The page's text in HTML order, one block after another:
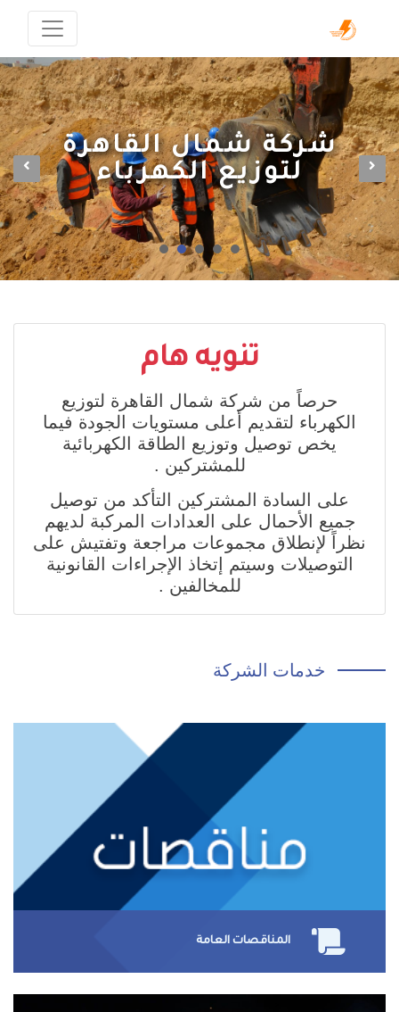
شركة شمال القاهرة
لتوزيع الكهرباء
تنويه هام
حرصاً من شركة شمال القاهرة لتوزيع
الكهرباء لتقديم أعلى مستويات الجودة فيما
يخص توصيل وتوزيع الطاقة الكهربائية
للمشتركين .
على السادة المشتركين التأكد من توصيل
جميع الأحمال على العدادات المركبة لديهم
نظراً لإنطلاق مجموعات مراجعة وتفتيش على
التوصيلات وسيتم إتخاذ الإجراءات القانونية
للمخالفين .
خدمات الشركة
المناقصات العامة